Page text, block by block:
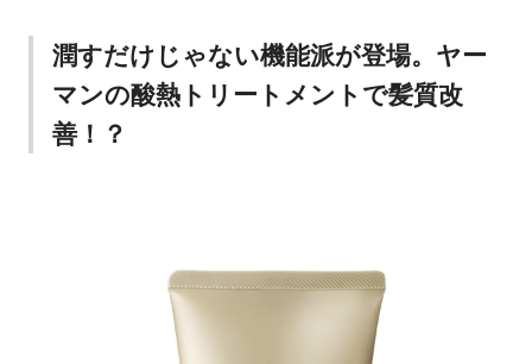
潤すだけじゃない機能派が登場。ヤー
マンの酸熱トリートメントで髪質改
善！？